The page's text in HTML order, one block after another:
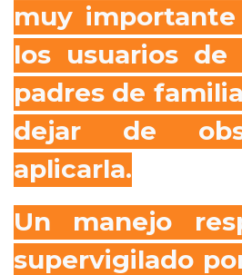
muy
los usuarios
padres de
dejar de
aplicarla.
Un manejo
supervigilado